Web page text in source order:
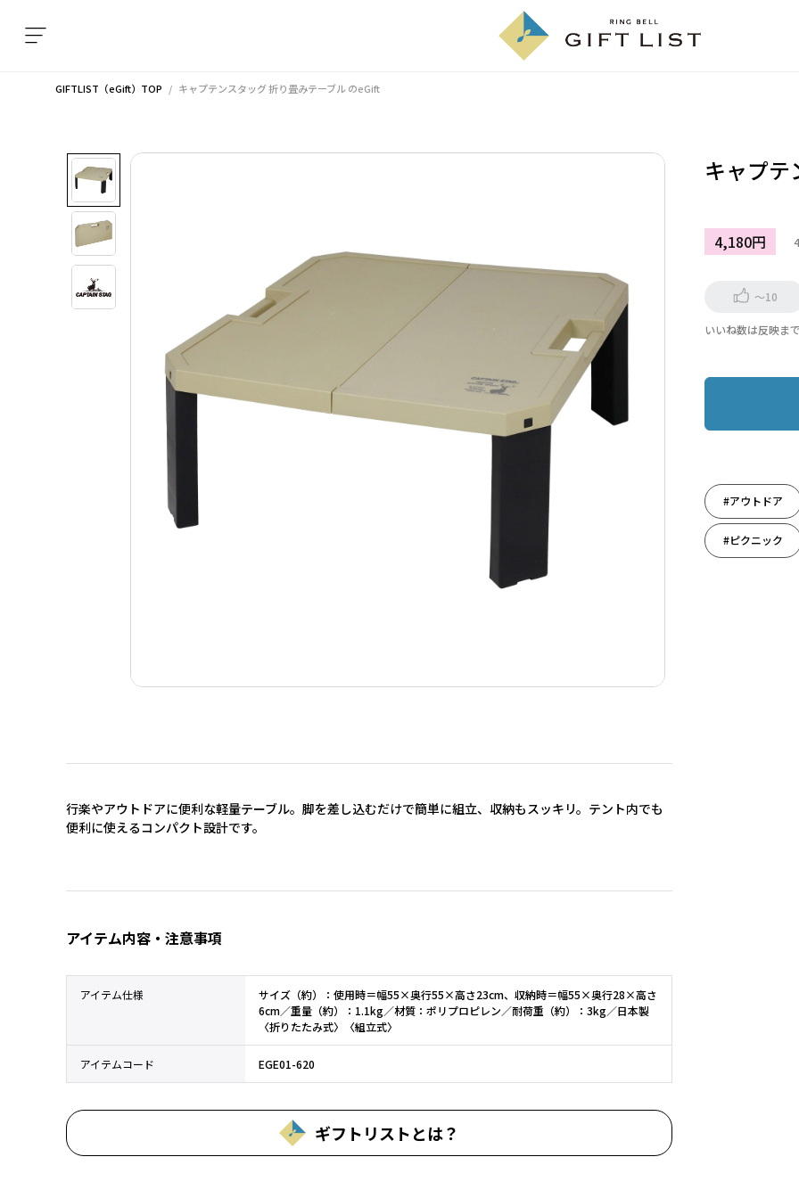
GIFTLIST（eGift）TOP キャプテンスタッグ 折り畳みテーブルのeGift
行楽やアウトドアに便利な軽量テーブル。脚を差し込むだけで簡単に組立、収納もスッキリ。テント内でも
便利に使えるコンパクト設計です。
アイテム内容・注意事項
アイテム仕様
サイズ（約）：使用時＝幅55×奥行55×高さ23cm、収納時＝幅55×奥行28×高さ
6cm／重量（約）：1.1kg／材質：ポリプロピレン／耐荷重（約）：3kg／日本製
〈折りたたみ式〉〈組立式〉
アイテムコード EGE01-620
ギフトリストとは？
キャプテ
4,180円
～10
いいね数は反映ま
#アウトドア
#ピクニック